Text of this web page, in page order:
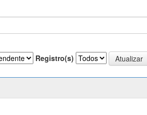
Registro(s)